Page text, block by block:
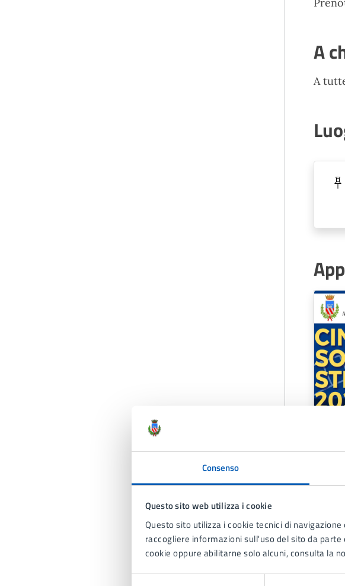
Consenso
Questo sito web utilizza i cookie
Questo sito utilizza i cookie tecnici di
raccogliere informazioni sull'uso del sito da
cookie oppure abilitarne solo alcuni, consulta la
A
A